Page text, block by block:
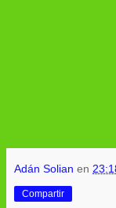
Adán Solian en
Compartir